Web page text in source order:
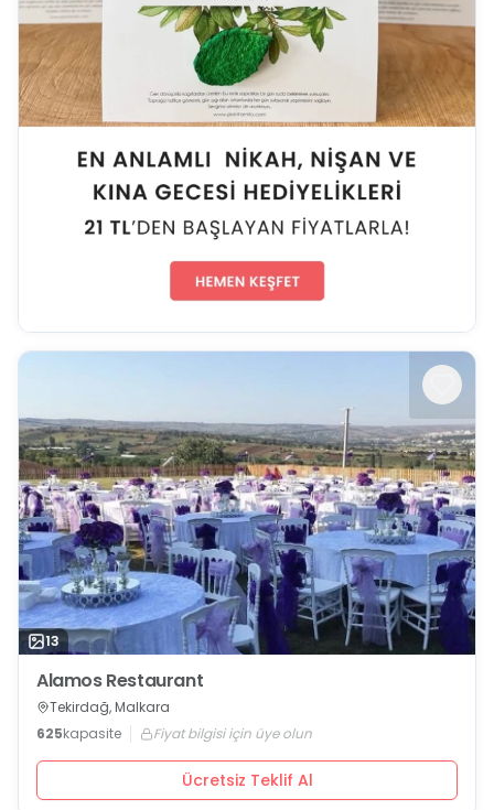
13
Alamos Restaurant
Tekirdağ, Malkara
625kapasite Fiyat bilgisi için üye olun
Ücretsiz Teklif Al